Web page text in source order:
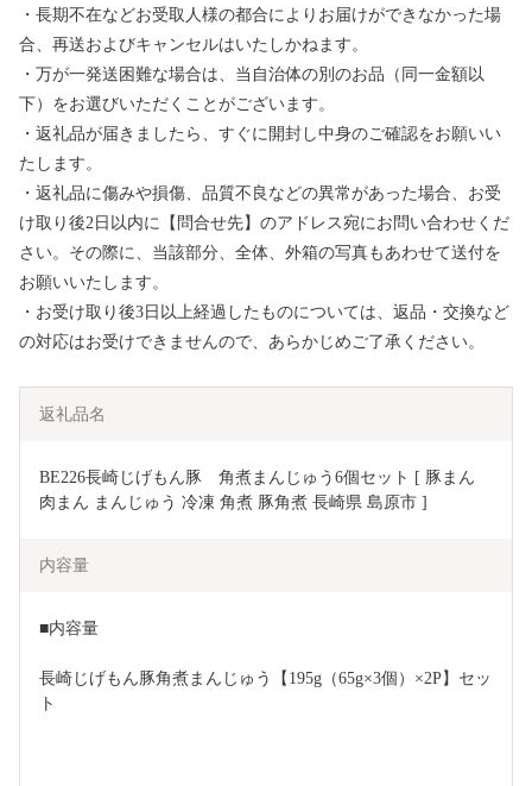
・長期不在などお受取人様の都合によりお届けができなかった場
合、再送およびキャンセルはいたしかねます。
・万が一発送困難な場合は、当自治体の別のお品（同一金額以
下）をお選びいただくことがございます。
・返礼品が届きましたら、すぐに開封し中身のご確認をお願いい
たします。
・返礼品に傷みや損傷、品質不良などの異常があった場合、お受
け取り後2日以内に【問合せ先】のアドレス宛にお問い合わせくだ
さい。その際に、当該部分、全体、外箱の写真もあわせて送付を
お願いいたします。
・お受け取り後3日以上経過したものについては、返品・交換など
の対応はお受けできませんので、あらかじめご了承ください。
返礼品名
BE226長崎じげもん豚　角煮まんじゅう6個セット [ 豚まん
肉まん まんじゅう 冷凍 角煮 豚角煮 長崎県 島原市 ]
内容量
■内容量
長崎じげもん豚角煮まんじゅう【195g（65g×3個）×2P】セッ
ト